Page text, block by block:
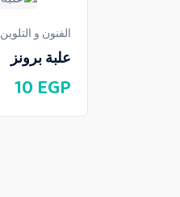
الفنون و التلوين
علبة برونز
10 EGP